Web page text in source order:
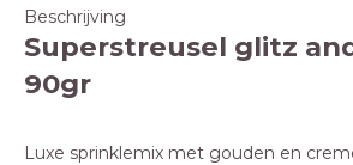
Beschrijving
Superstreusel glitz
90gr
Luxe sprinklemix met gouden en